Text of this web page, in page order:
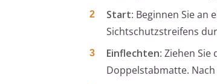
Start: Beginnen Sie an
Sichtschutzstreifens
Einflechten: Ziehen
Doppelstabmatte.